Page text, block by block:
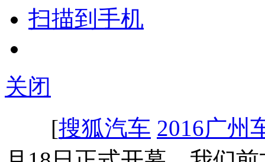
扫描到手机
关闭
[搜狐汽车 2016广州